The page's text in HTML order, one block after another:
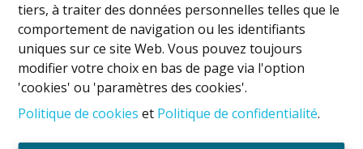
tiers, à traiter des données personnelles telles que le
comportement de navigation ou les identifiants
uniques sur ce site Web. Vous pouvez toujours
modifier votre choix en bas de page via l'option
'cookies' ou 'paramètres des cookies'.
Politique de cookies et Politique de confidentialité.
Mentions légales
Titulaire IPI: David GUNEL
Agent immobilier intermédiaire et régisseur